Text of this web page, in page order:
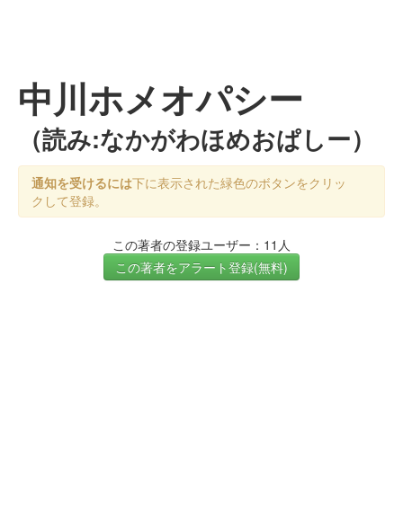
中川ホメオパシー
（読み:なかがわほめおぱしー）
通知を受けるには下に表示された緑色のボタンをクリッ
クして登録。
この著者の登録ユーザー：11人
この著者をアラート登録(無料)